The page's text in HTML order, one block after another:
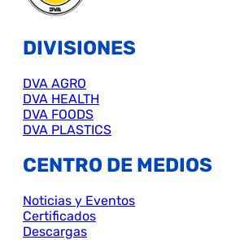
DIVISIONES
DVA AGRO
DVA HEALTH
DVA FOODS
DVA PLASTICS
CENTRO DE MEDIOS
Noticias y Eventos
Certificados
Descargas